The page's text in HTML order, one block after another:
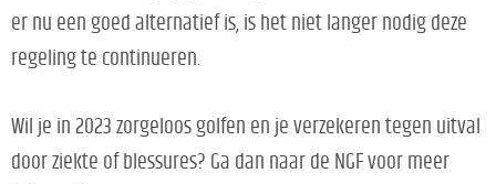
er nu een goed alternatief is, is het niet langer nodig deze
regeling te continueren.
Wil je in 2023 zorgeloos golfen en je verzekeren tegen uitval
door ziekte of blessures? Ga dan naar de NGF voor meer